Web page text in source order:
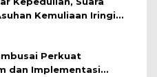
Kemuliaan Iringi
Perkuat
dan Implementasi